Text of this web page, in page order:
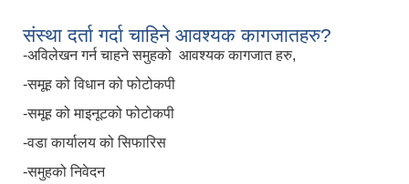
संस्था दर्ता गर्दा चाहिने आवश्यक कागजातहरु?
-अविलेखन गर्न चाहने समुहको आवश्यक कागजात हरु,
-समूह को विधान को फोटोकपी
-समूह को माइनूटको फोटोकपी
-वडा कार्यालय को सिफारिस
-समुहको निवेदन